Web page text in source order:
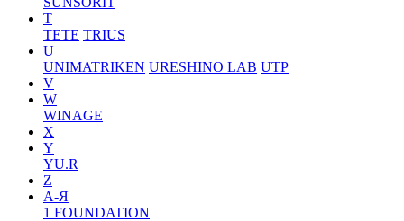
T
TETE TRIUS
U
UNIMATRIKEN URESHINO LAB UTP
V
W
WINAGE
X
Y
YU.R
Z
А-Я
1 FOUNDATION